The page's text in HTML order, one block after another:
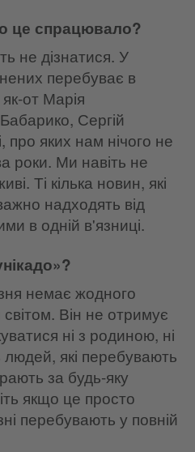
це спрацювало?
не дізнатися. У
перебуває в
от Марія
Сергій
про яких нам нічого не
роки. Ми навіть не
Ті кілька новин, які
надходять від
в одній в'язниці.
немає жодного
світом. Він не отримує
ні з родиною, ні
які перебувають
за будь-яку
якщо це просто
перебувають у повній